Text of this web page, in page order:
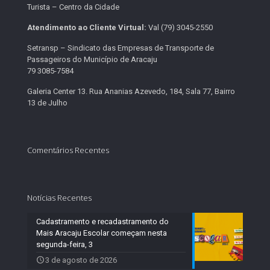
Turista – Centro da Cidade
Atendimento ao Cliente Virtual: Val (79) 3045-2550
Setransp – Sindicato das Empresas de Transporte de
Passageiros do Município de Aracaju
79 3085-7584
Galeria Center 13. Rua Ananias Azevedo, 184, Sala 77, Bairro
13 de Julho
Comentários Recentes
Notícias Recentes
Cadastramento e recadastramento do
Mais Aracaju Escolar começam nesta
segunda-feira, 3
3 de agosto de 2026